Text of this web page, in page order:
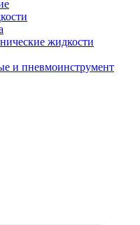
жидкости
и пневмоинструмент